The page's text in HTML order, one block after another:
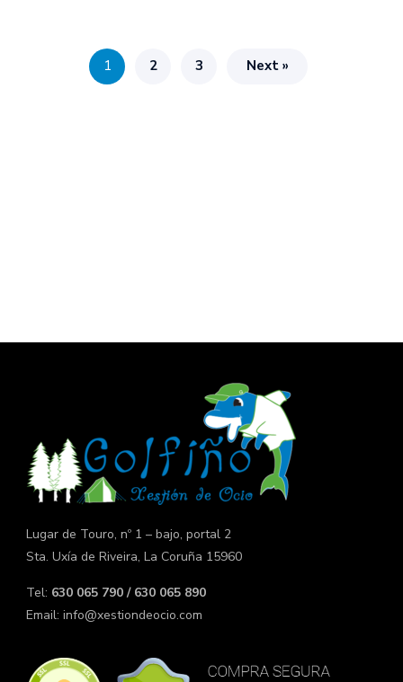
1 2 3 Next »
Lugar de Touro, nº 1 – bajo, portal 2
Sta. Uxía de Riveira, La Coruña 15960
Tel: 630 065 790 / 630 065 890
Email: info@xestiondeocio.com